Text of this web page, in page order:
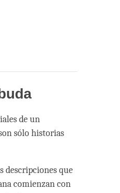
de un
sólo historias
descripciones que
comienzan con